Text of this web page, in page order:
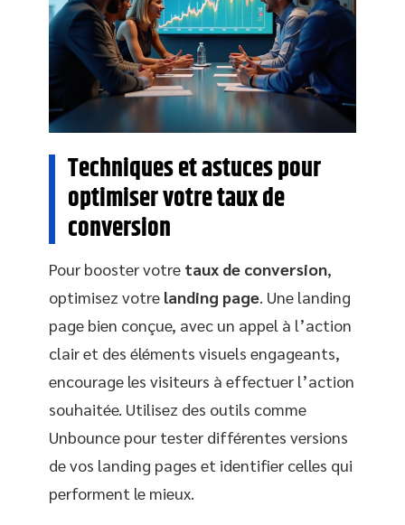
Techniques et astuces pour
optimiser votre taux de
conversion
Pour booster votre taux de conversion,
optimisez votre landing page. Une landing
page bien conçue, avec un appel à l’action
clair et des éléments visuels engageants,
encourage les visiteurs à effectuer l’action
souhaitée. Utilisez des outils comme
Unbounce pour tester différentes versions
de vos landing pages et identifier celles qui
performent le mieux.